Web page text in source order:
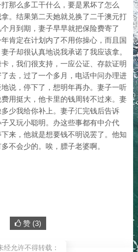
那么多工干什么，要是累坏了怎么
。结果第二天她就兑换了二千澳元打
月到期，妻子早早就把保险费寄了
肯定在计划内了不用你操心，而且国
子却很认真地说我承诺了我应该拿。
，我们很支持，一应公证、存款证明
去，过了一个多月，电话中问办理进
说，停下了，想明年再办。妻子一听
用挺大，他卡里的钱周转不过来。妻
少我给你补上。妻子汇完钱后告诉
又玩小聪明。办这些事都有中介代
来，他就是想要钱不明说罢了。他知
不会少的。唉，膘子老婆啊。
赞 (3)
经允许不得转载：